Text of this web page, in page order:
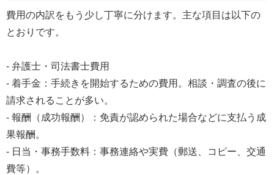
費用の内訳をもう少し丁寧に分けます。主な項目は以下の
とおりです。
- 弁護士・司法書士費用
- 着手金：手続きを開始するための費用。相談・調査の後に
請求されることが多い。
- 報酬（成功報酬）：免責が認められた場合などに支払う成
果報酬。
- 日当・事務手数料：事務連絡や実費（郵送、コピー、交通
費等）。